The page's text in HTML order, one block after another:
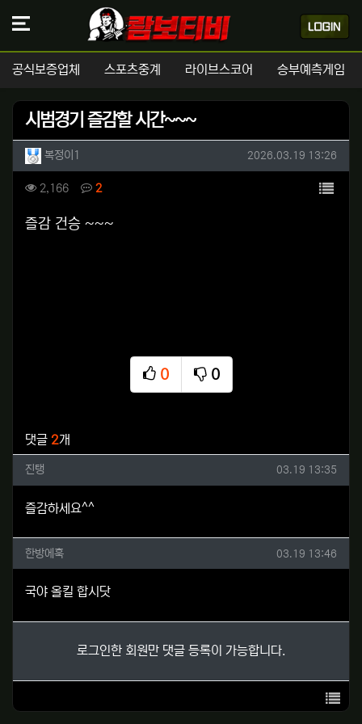
공식보증업체 스포츠중계 라이브스코어 승부예측게임
시범경기 즐감할 시간~~~
작성자 정보
복정이1 작성일
2026.03.19 13:26
컨텐츠 정보
2,166조회 2댓글 목록
본문
즐감 건승 ~~~
0
추천
0
비추천
댓글 2개
진탱님의 댓글
진탱 작성일
03.19 13:35
즐감하세요^^
한방에훅님의 댓글
한방에훅 작성일
03.19 13:46
국야 올킬 합시닷
로그인한 회원만 댓글 등록이 가능합니다.
목록